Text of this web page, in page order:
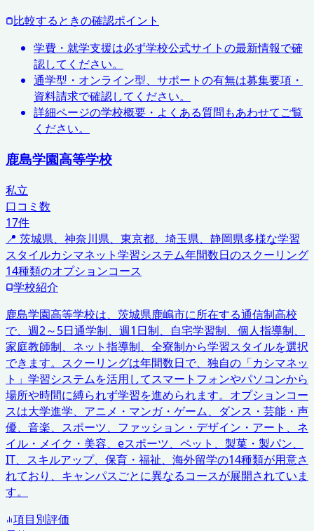
比較するときの確認ポイント
学費・就学支援は必ず学校公式サイトの最新情報で確
認してください。
通学型・オンライン型、サポートの有無は募集要項・
資料請求で確認してください。
詳細ページの学校概要・よくある質問もあわせてご覧
ください。
鹿島学園高等学校
私立
口コミ数
17件
📍 茨城県、神奈川県、東京都、埼玉県、静岡県多様な学習
スタイルカシマネット学習システム年間数日のスクーリング
14種類のオプションコース
学校紹介
鹿島学園高等学校は、茨城県鹿嶋市に所在する通信制高校
で、週2～5日通学制、週1日制、自宅学習制、個人指導制、
家庭教師制、ネット指導制、全寮制から学習スタイルを選択
できます。スクーリングは年間数日で、独自の「カシマネッ
ト」学習システムを活用してスマートフォンやパソコンから
場所や時間に縛られず学習を進められます。オプションコー
スは大学進学、アニメ・マンガ・ゲーム、ダンス・芸能・声
優、音楽、スポーツ、ファッション・デザイン・アート、ネ
イル・メイク・美容、eスポーツ、ペット、製菓・製パン、
IT、スキルアップ、保育・福祉、海外留学の14種類が用意さ
れており、キャンパスごとに異なるコースが展開されていま
す。
項目別評価